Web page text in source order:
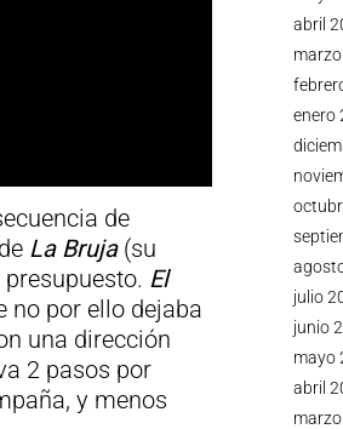
de
La Bruja(su
El
no por ello dejaba
una dirección
2 pasos por
y menos
abril
enero
julio
junio
mayo
abril